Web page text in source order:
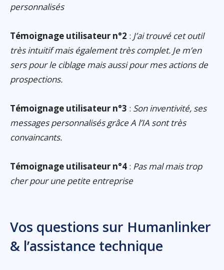
personnalisés
Témoignage utilisateur n°2 : J’ai trouvé cet outil
très intuitif mais également très complet. Je m’en
sers pour le ciblage mais aussi pour mes actions de
prospections.
Témoignage utilisateur n°3 : Son inventivité, ses
messages personnalisés grâce A l’IA sont très
convaincants.
Témoignage utilisateur n°4 : Pas mal mais trop
cher pour une petite entreprise
Vos questions sur Humanlinker
& l’assistance technique